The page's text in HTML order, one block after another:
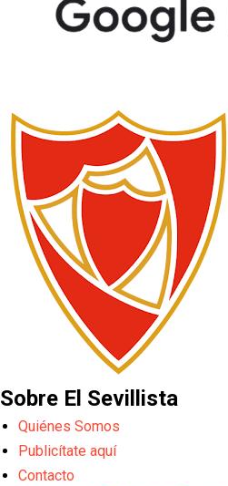
Sobre El Sevillista
Quiénes Somos
Publicítate aquí
Contacto